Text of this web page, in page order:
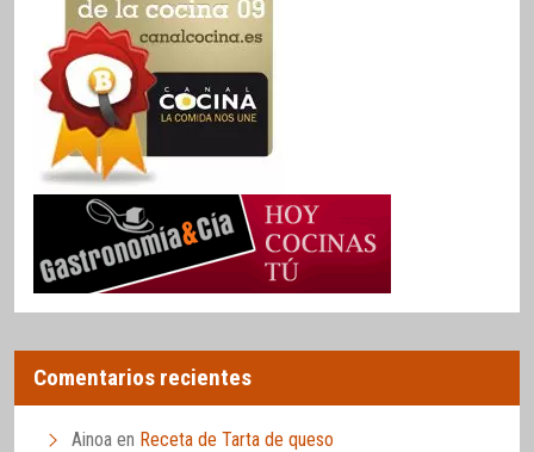
Comentarios recientes
Ainoa en Receta de Tarta de queso